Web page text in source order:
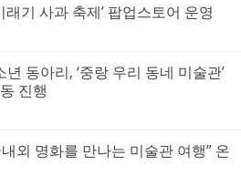
기 사과 축제’ 팝업스토어 운영
동아리, ‘중랑 우리 동네 미술관’
진행
외 명화를 만나는 미술관 여행” 온